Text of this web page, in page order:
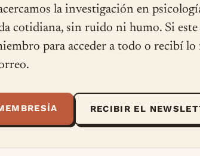
la investigación en
cotidiana, sin ruido ni humo. Si
para acceder a todo o recibí lo
RECIBIR EL